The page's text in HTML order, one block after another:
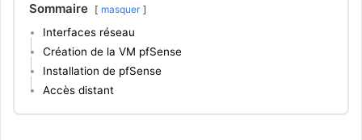
Sommaire masquer
Interfaces réseau
Création de la VM pfSense
Installation de pfSense
Accès distant